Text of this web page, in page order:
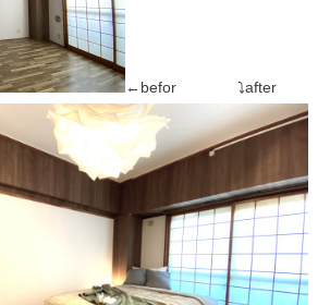
←befor ⤵after